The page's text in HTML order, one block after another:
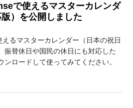
で使えるマスターカレンダ
）を公開しました
るマスターカレンダー（日本の祝日
振替休日や国民の休日にも対応した
ンロードして使ってみてください。